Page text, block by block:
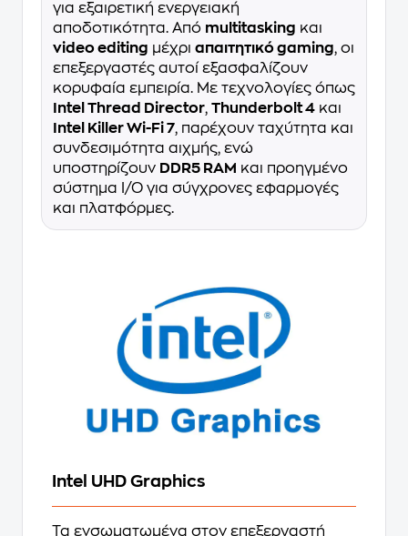
για εξαιρετική ενεργειακή
αποδοτικότητα. Από multitasking και
video editing μέχρι απαιτητικό gaming, οι
επεξεργαστές αυτοί εξασφαλίζουν
κορυφαία εμπειρία. Με τεχνολογίες όπως
Intel Thread Director, Thunderbolt 4 και
Intel Killer Wi-Fi 7, παρέχουν ταχύτητα και
συνδεσιμότητα αιχμής, ενώ
υποστηρίζουν DDR5 RAM και προηγμένο
σύστημα I/O για σύγχρονες εφαρμογές
και πλατφόρμες.
Intel UHD Graphics
Τα ενσωματωμένα στον επεξεργαστή